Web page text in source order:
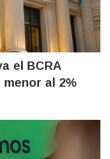
el BCRA
al 2%